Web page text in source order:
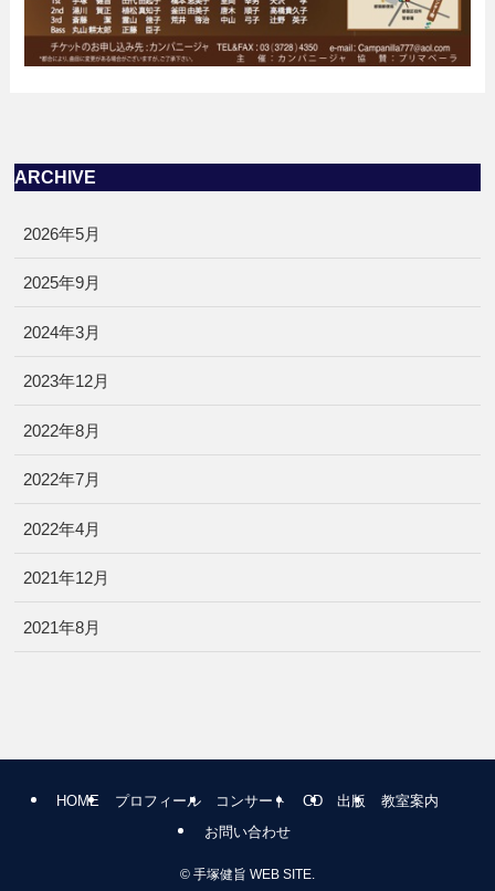
ARCHIVE
2026年5月
2025年9月
2024年3月
2023年12月
2022年8月
2022年7月
2022年4月
2021年12月
2021年8月
HOME プロフィール コンサート CD 出版
教室案内
お問い合わせ
© 手塚健旨 WEB SITE.